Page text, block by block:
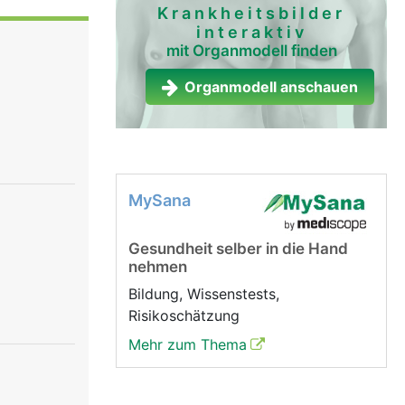
vom
Krankheitsbilder
interaktiv
mit Organmodell finden
Organmodell anschauen
MySana
Gesundheit selber in die Hand
nehmen
Bildung, Wissenstests,
Risikoschätzung
Mehr zum Thema